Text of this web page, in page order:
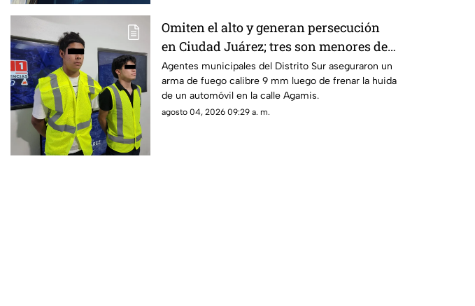
Omiten el alto y generan persecución
en Ciudad Juárez; tres son menores de
edad
Agentes municipales del Distrito Sur aseguraron un
arma de fuego calibre 9 mm luego de frenar la huida
de un automóvil en la calle Agamis.
agosto 04, 2026 09:29 a. m.